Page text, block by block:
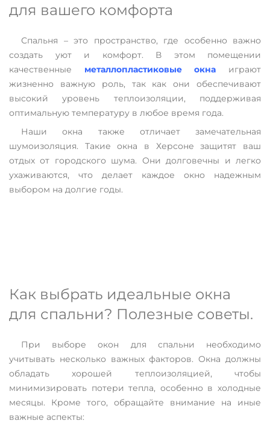
для вашего комфорта
Спальня – это пространство, где особенно важно
создать уют и комфорт. В этом помещении
качественные металлопластиковые окна играют
жизненно важную роль, так как они обеспечивают
высокий уровень теплоизоляции, поддерживая
оптимальную температуру в любое время года.
Наши окна также отличает замечательная
шумоизоляция. Такие окна в Херсоне защитят ваш
отдых от городского шума. Они долговечны и легко
ухаживаются, что делает каждое окно надежным
выбором на долгие годы.
Как выбрать идеальные окна
для спальни? Полезные советы.
При выборе окон для спальни необходимо
учитывать несколько важных факторов. Окна должны
обладать хорошей теплоизоляцией, чтобы
минимизировать потери тепла, особенно в холодные
месяцы. Кроме того, обращайте внимание на иные
важные аспекты: